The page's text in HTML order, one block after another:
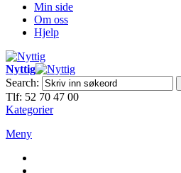
Min side
Om oss
Hjelp
Nyttig
Search:
Tlf: 52 70 47 00
Kategorier
Meny